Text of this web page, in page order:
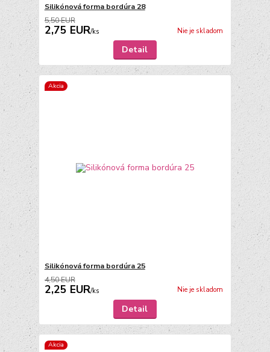
Silikónová forma bordúra 28
5,50 EUR
2,75 EUR/ks Nie je skladom
Detail
Akcia
Silikónová forma bordúra 25
4,50 EUR
2,25 EUR/ks Nie je skladom
Detail
Akcia